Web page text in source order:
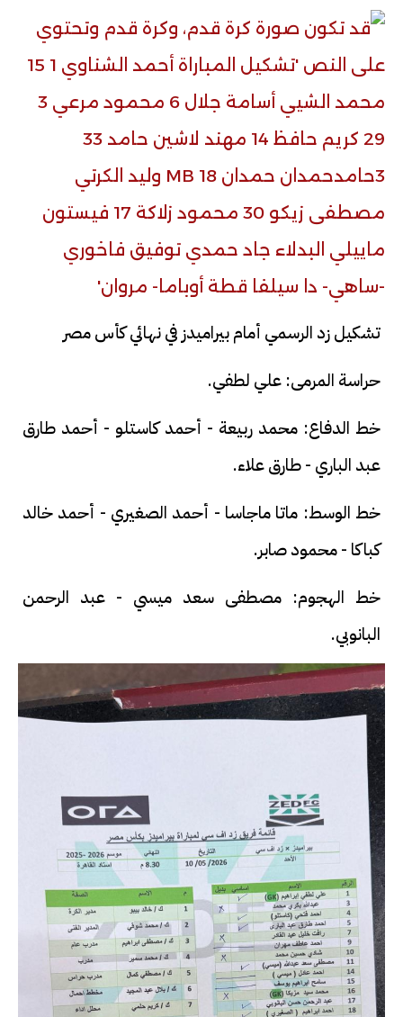
تشكيل زد الرسمي أمام بيراميدز في نهائي كأس مصر
حراسة المرمى: علي لطفي.
خط الدفاع: محمد ربيعة - أحمد كاستلو - أحمد طارق
عبد الباري - طارق علاء.
خط الوسط: ماتا ماجاسا - أحمد الصغيري - أحمد خالد
كباكا - محمود صابر.
خط الهجوم: مصطفى سعد ميسي - عبد الرحمن
البانوبي.